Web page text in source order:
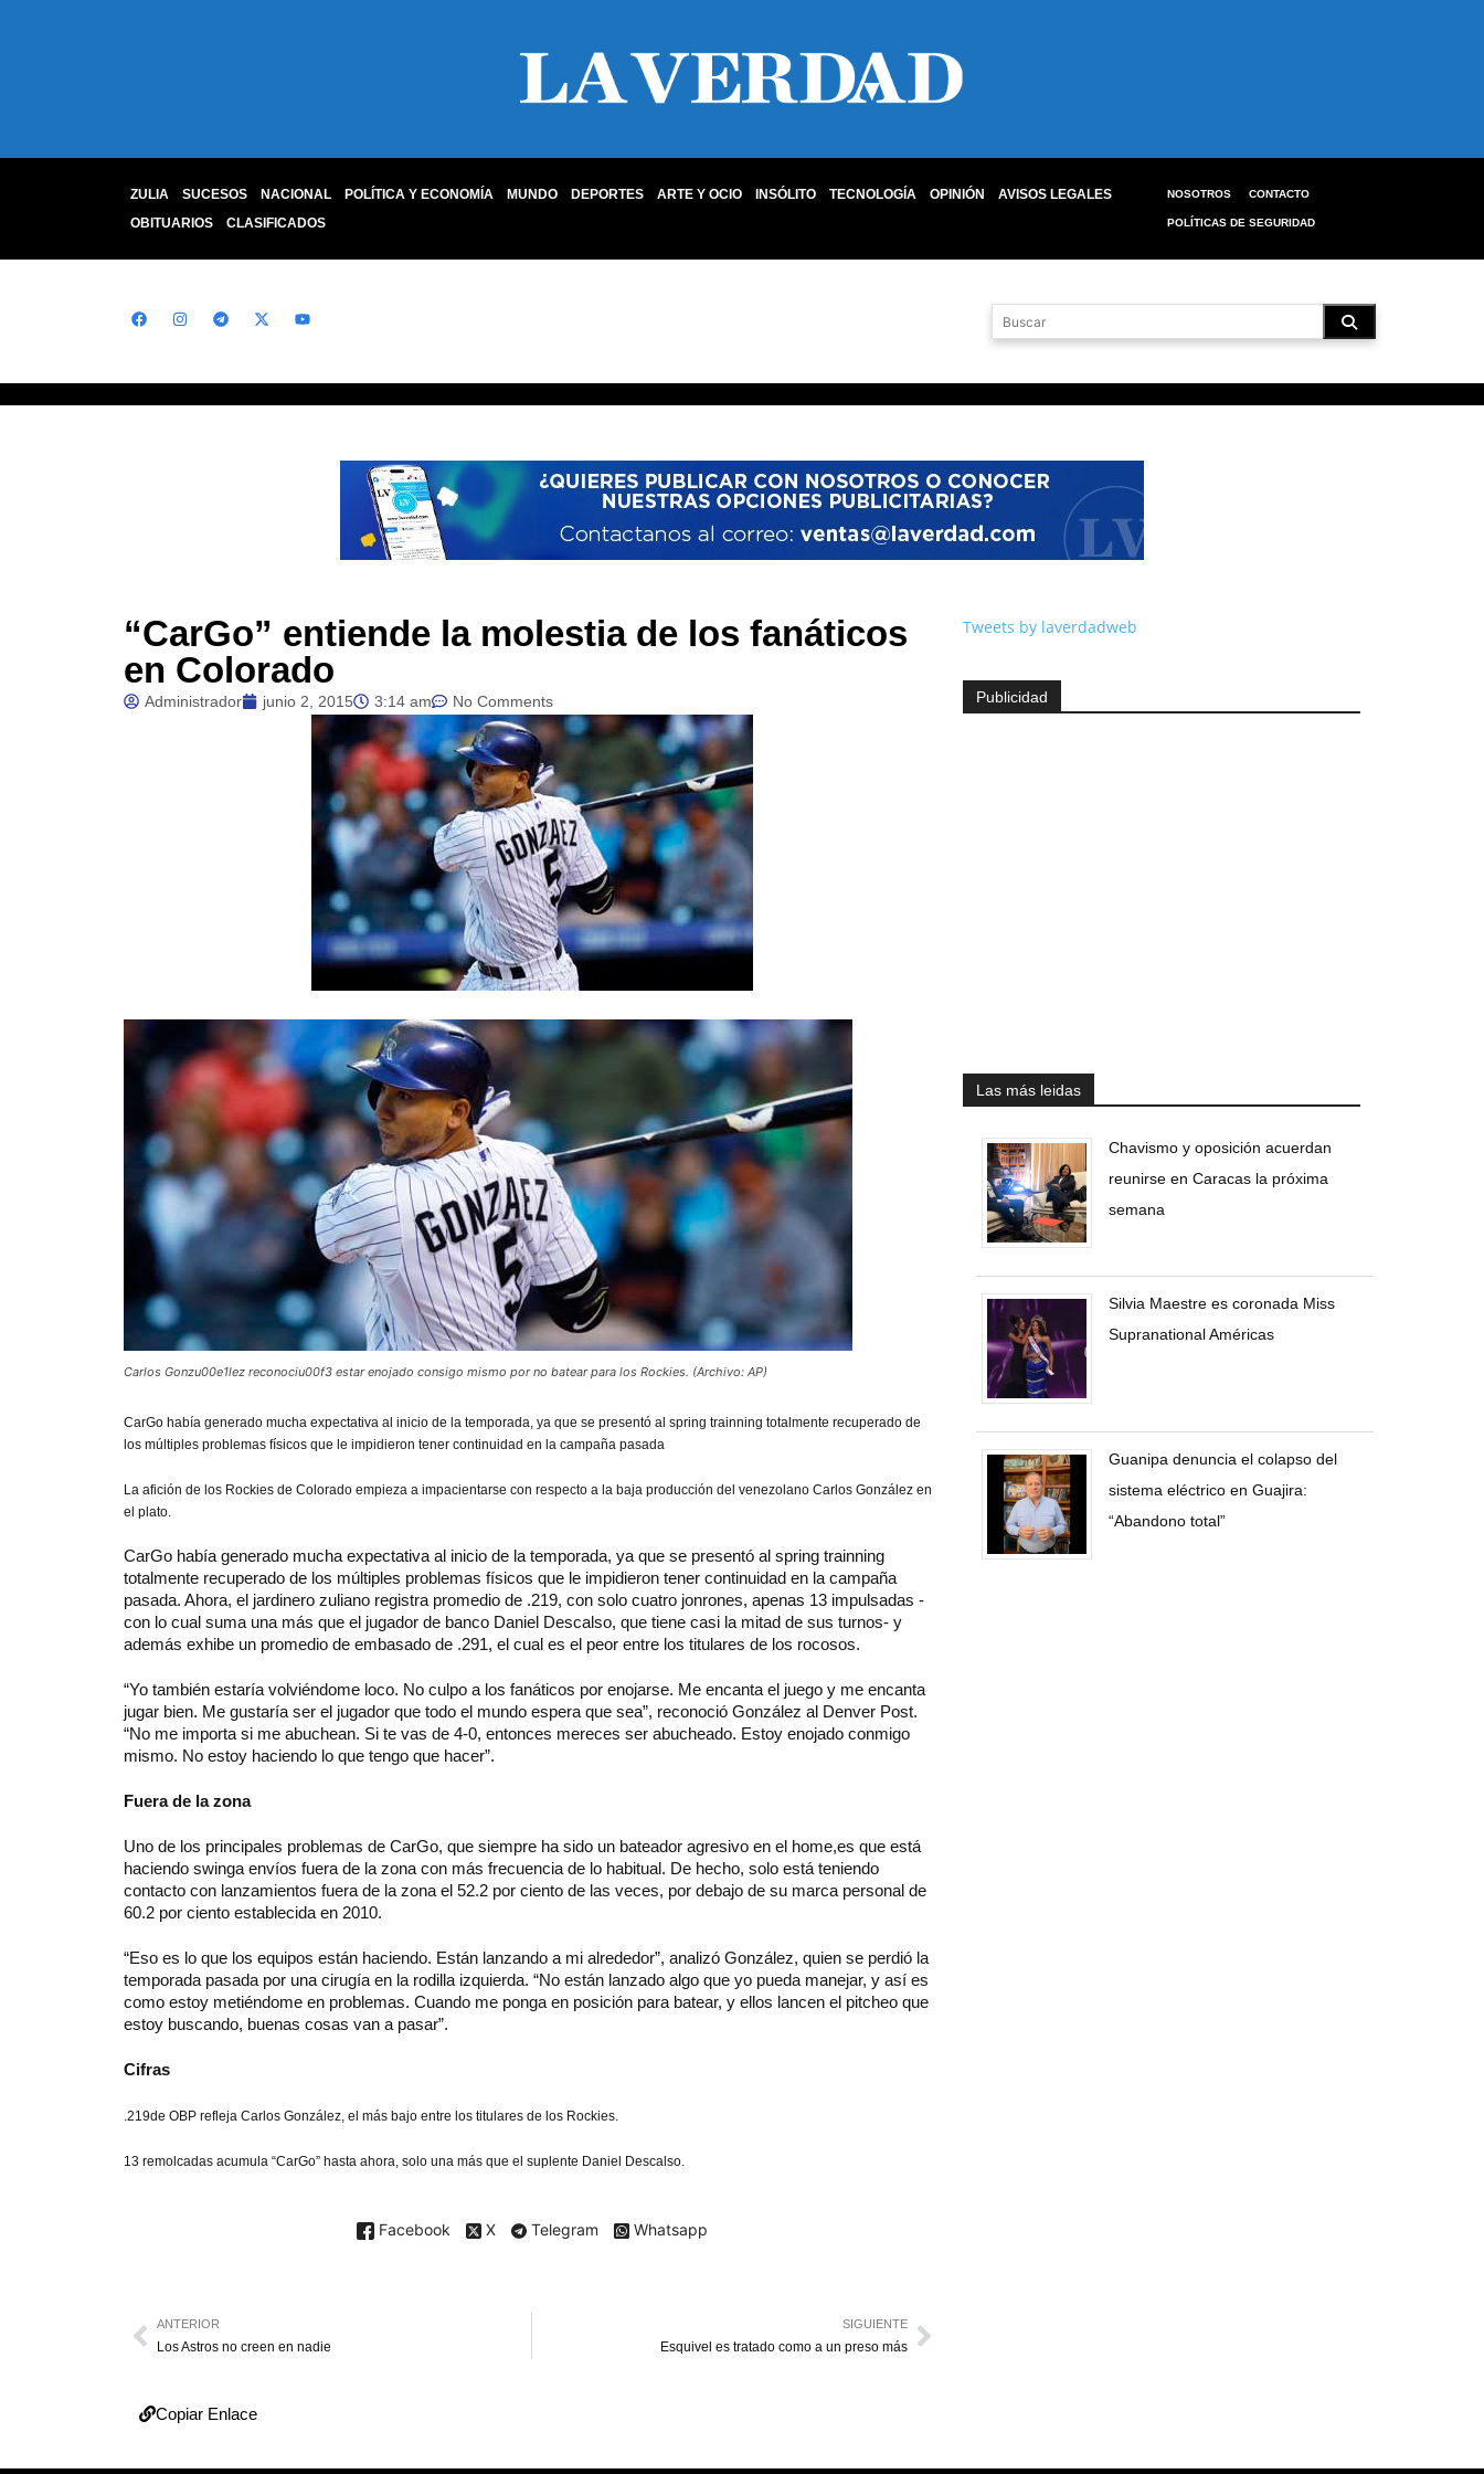
ZULIA SUCESOS NACIONAL POLÍTICA Y ECONOMÍA MUNDO DEPORTES ARTE Y OCIO INSÓLITO TECNOLOGÍA OPINIÓN
AVISOS LEGALES
OBITUARIOS
CLASIFICADOS
NOSOTROS CONTACTO
POLÍTICAS DE SEGURIDAD
“CarGo” entiende la molestia de los fanáticos
en Colorado
Administrador junio 2, 2015 3:14 am No Comments
Carlos Gonzu00e1lez reconociu00f3 estar enojado consigo mismo por no batear para los Rockies. (Archivo: AP)
CarGo había generado mucha expectativa al inicio de la temporada, ya que se presentó al spring trainning totalmente recuperado de
los múltiples problemas físicos que le impidieron tener continuidad en la campaña pasada
La afición de los Rockies de Colorado empieza a impacientarse con respecto a la baja producción del venezolano Carlos González en
el plato.
CarGo había generado mucha expectativa al inicio de la temporada, ya que se presentó al spring trainning
totalmente recuperado de los múltiples problemas físicos que le impidieron tener continuidad en la campaña
pasada. Ahora, el jardinero zuliano registra promedio de .219, con solo cuatro jonrones, apenas 13 impulsadas -
con lo cual suma una más que el jugador de banco Daniel Descalso, que tiene casi la mitad de sus turnos- y
además exhibe un promedio de embasado de .291, el cual es el peor entre los titulares de los rocosos.
“Yo también estaría volviéndome loco. No culpo a los fanáticos por enojarse. Me encanta el juego y me encanta
jugar bien. Me gustaría ser el jugador que todo el mundo espera que sea”, reconoció González al Denver Post.
“No me importa si me abuchean. Si te vas de 4-0, entonces mereces ser abucheado. Estoy enojado conmigo
mismo. No estoy haciendo lo que tengo que hacer”.
Fuera de la zona
Uno de los principales problemas de CarGo, que siempre ha sido un bateador agresivo en el home,es que está
haciendo swinga envíos fuera de la zona con más frecuencia de lo habitual. De hecho, solo está teniendo
contacto con lanzamientos fuera de la zona el 52.2 por ciento de las veces, por debajo de su marca personal de
60.2 por ciento establecida en 2010.
“Eso es lo que los equipos están haciendo. Están lanzando a mi alrededor”, analizó González, quien se perdió la
temporada pasada por una cirugía en la rodilla izquierda. “No están lanzado algo que yo pueda manejar, y así es
como estoy metiéndome en problemas. Cuando me ponga en posición para batear, y ellos lancen el pitcheo que
estoy buscando, buenas cosas van a pasar”.
Cifras
.219de OBP refleja Carlos González, el más bajo entre los titulares de los Rockies.
13 remolcadas acumula “CarGo” hasta ahora, solo una más que el suplente Daniel Descalso.
Facebook X Telegram Whatsapp
Tweets by laverdadweb
Publicidad
Las más leidas
Chavismo y oposición acuerdan
reunirse en Caracas la próxima
semana
Silvia Maestre es coronada Miss
Supranational Américas
Guanipa denuncia el colapso del
sistema eléctrico en Guajira:
“Abandono total”
ANTERIOR
Los Astros no creen en nadie
SIGUIENTE
Esquivel es tratado como a un preso más
Copiar Enlace